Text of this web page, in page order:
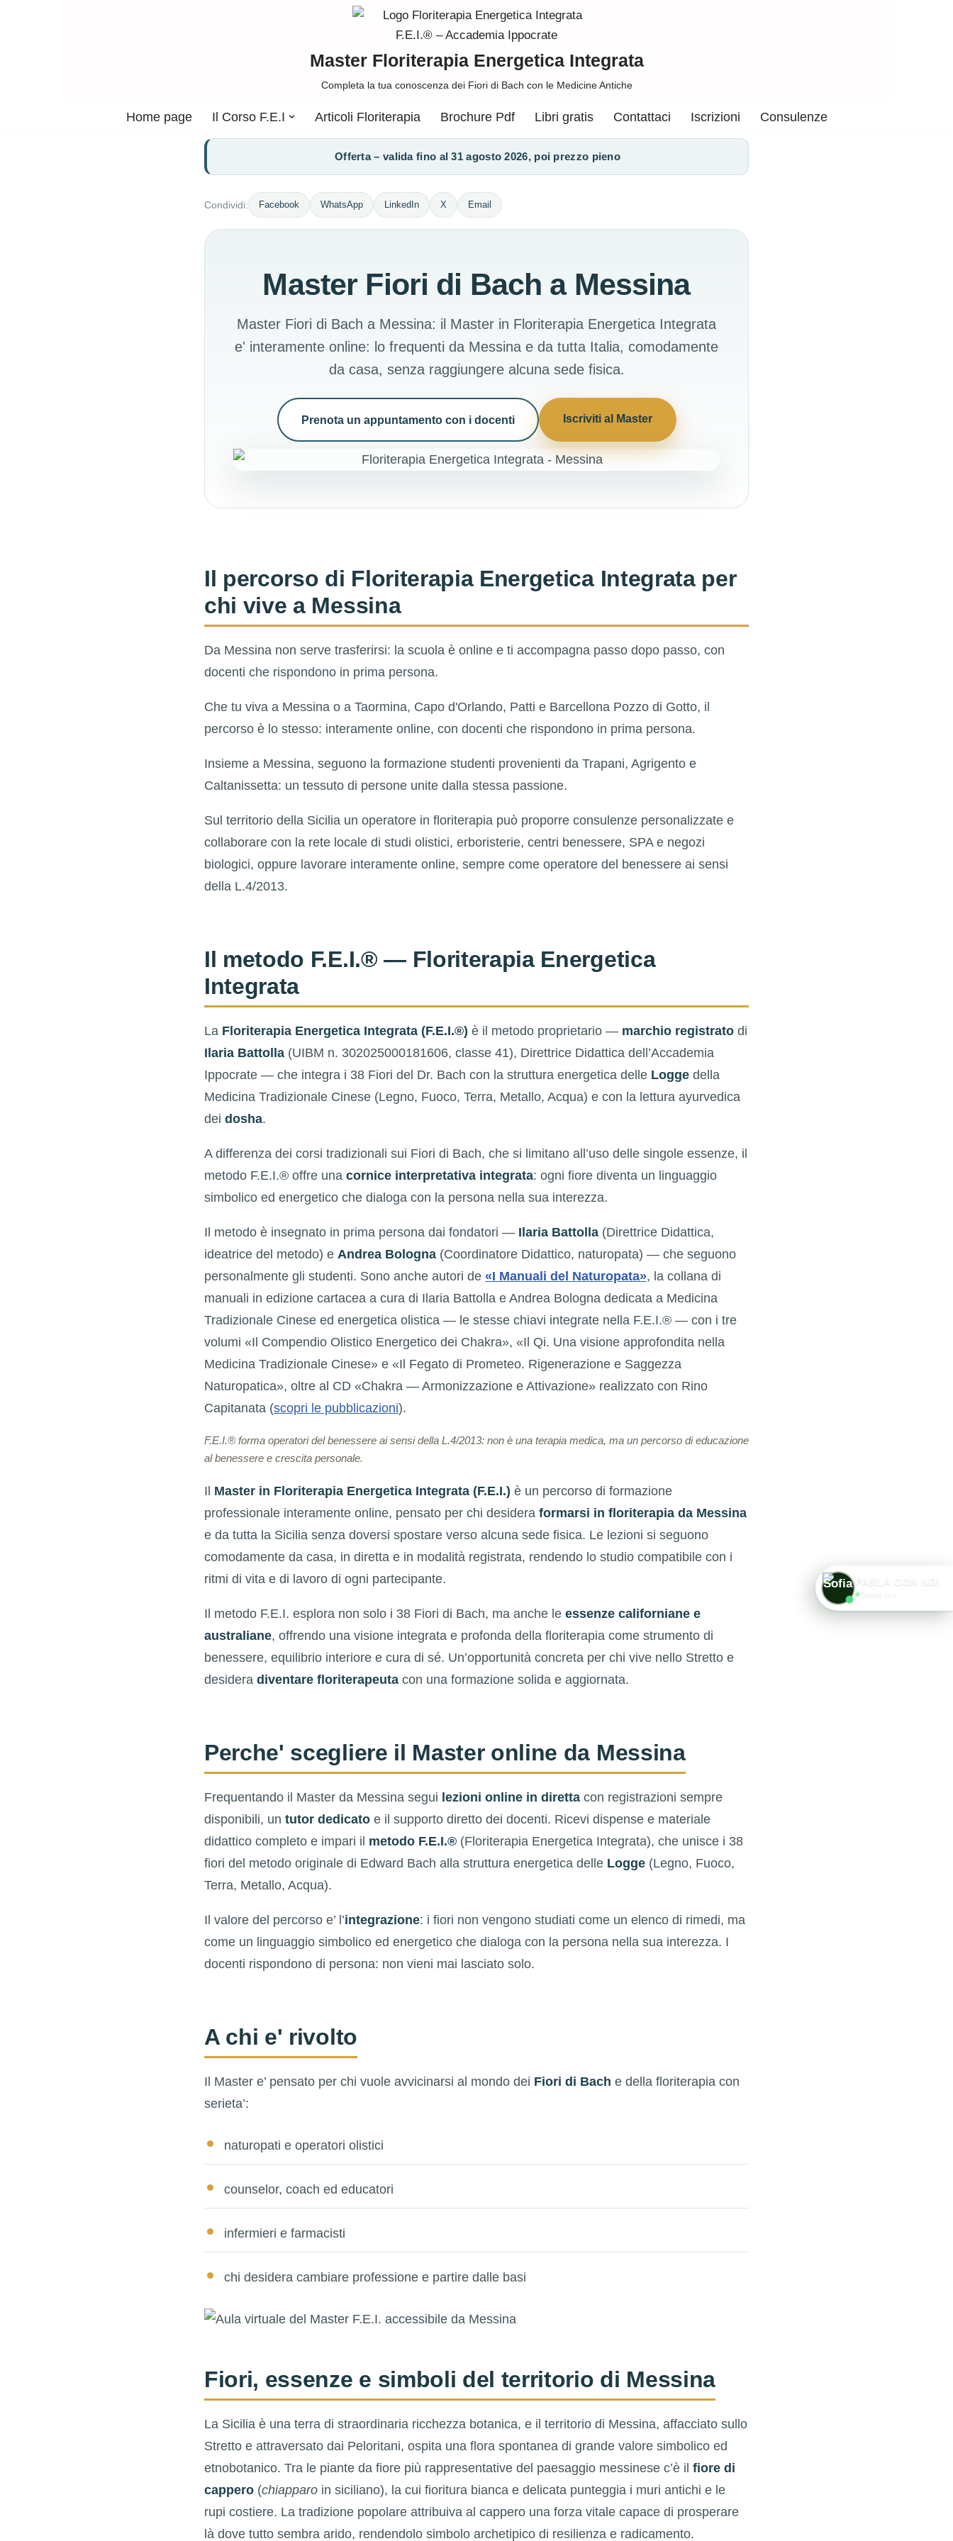
Master Floriterapia Energetica Integrata
Completa la tua conoscenza dei Fiori di Bach con le Medicine Antiche
Home page Il Corso F.E.I Articoli Floriterapia Brochure Pdf Libri gratis Contattaci Iscrizioni Consulenze
Offerta – valida fino al 31 agosto 2026, poi prezzo pieno
Condividi: Facebook WhatsApp LinkedIn X Email
Master Fiori di Bach a Messina
Master Fiori di Bach a Messina: il Master in Floriterapia Energetica Integrata
e' interamente online: lo frequenti da Messina e da tutta Italia, comodamente
da casa, senza raggiungere alcuna sede fisica.
Prenota un appuntamento con i docenti Iscriviti al Master
Il percorso di Floriterapia Energetica Integrata per
chi vive a Messina
Da Messina non serve trasferirsi: la scuola è online e ti accompagna passo dopo passo, con
docenti che rispondono in prima persona.
Che tu viva a Messina o a Taormina, Capo d'Orlando, Patti e Barcellona Pozzo di Gotto, il
percorso è lo stesso: interamente online, con docenti che rispondono in prima persona.
Insieme a Messina, seguono la formazione studenti provenienti da Trapani, Agrigento e
Caltanissetta: un tessuto di persone unite dalla stessa passione.
Sul territorio della Sicilia un operatore in floriterapia può proporre consulenze personalizzate e
collaborare con la rete locale di studi olistici, erboristerie, centri benessere, SPA e negozi
biologici, oppure lavorare interamente online, sempre come operatore del benessere ai sensi
della L.4/2013.
Il metodo F.E.I.® — Floriterapia Energetica
Integrata
La Floriterapia Energetica Integrata (F.E.I.®) è il metodo proprietario — marchio registrato di
Ilaria Battolla (UIBM n. 302025000181606, classe 41), Direttrice Didattica dell’Accademia
Ippocrate — che integra i 38 Fiori del Dr. Bach con la struttura energetica delle Logge della
Medicina Tradizionale Cinese (Legno, Fuoco, Terra, Metallo, Acqua) e con la lettura ayurvedica
dei dosha.
A differenza dei corsi tradizionali sui Fiori di Bach, che si limitano all’uso delle singole essenze, il
metodo F.E.I.® offre una cornice interpretativa integrata: ogni fiore diventa un linguaggio
simbolico ed energetico che dialoga con la persona nella sua interezza.
Il metodo è insegnato in prima persona dai fondatori — Ilaria Battolla (Direttrice Didattica,
ideatrice del metodo) e Andrea Bologna (Coordinatore Didattico, naturopata) — che seguono
personalmente gli studenti. Sono anche autori de «I Manuali del Naturopata», la collana di
manuali in edizione cartacea a cura di Ilaria Battolla e Andrea Bologna dedicata a Medicina
Tradizionale Cinese ed energetica olistica — le stesse chiavi integrate nella F.E.I.® — con i tre
volumi «Il Compendio Olistico Energetico dei Chakra», «Il Qi. Una visione approfondita nella
Medicina Tradizionale Cinese» e «Il Fegato di Prometeo. Rigenerazione e Saggezza
Naturopatica», oltre al CD «Chakra — Armonizzazione e Attivazione» realizzato con Rino
Capitanata (scopri le pubblicazioni).
F.E.I.® forma operatori del benessere ai sensi della L.4/2013: non è una terapia medica, ma un percorso di educazione
al benessere e crescita personale.
Il Master in Floriterapia Energetica Integrata (F.E.I.) è un percorso di formazione
professionale interamente online, pensato per chi desidera formarsi in floriterapia da Messina
e da tutta la Sicilia senza doversi spostare verso alcuna sede fisica. Le lezioni si seguono
comodamente da casa, in diretta e in modalità registrata, rendendo lo studio compatibile con i
ritmi di vita e di lavoro di ogni partecipante.
Il metodo F.E.I. esplora non solo i 38 Fiori di Bach, ma anche le essenze californiane e
australiane, offrendo una visione integrata e profonda della floriterapia come strumento di
benessere, equilibrio interiore e cura di sé. Un’opportunità concreta per chi vive nello Stretto e
desidera diventare floriterapeuta con una formazione solida e aggiornata.
Perche' scegliere il Master online da Messina
Frequentando il Master da Messina segui lezioni online in diretta con registrazioni sempre
disponibili, un tutor dedicato e il supporto diretto dei docenti. Ricevi dispense e materiale
didattico completo e impari il metodo F.E.I.® (Floriterapia Energetica Integrata), che unisce i 38
fiori del metodo originale di Edward Bach alla struttura energetica delle Logge (Legno, Fuoco,
Terra, Metallo, Acqua).
Il valore del percorso e’ l’integrazione: i fiori non vengono studiati come un elenco di rimedi, ma
come un linguaggio simbolico ed energetico che dialoga con la persona nella sua interezza. I
docenti rispondono di persona: non vieni mai lasciato solo.
A chi e' rivolto
Il Master e’ pensato per chi vuole avvicinarsi al mondo dei Fiori di Bach e della floriterapia con
serieta’:
naturopati e operatori olistici
counselor, coach ed educatori
infermieri e farmacisti
chi desidera cambiare professione e partire dalle basi
Fiori, essenze e simboli del territorio di Messina
La Sicilia è una terra di straordinaria ricchezza botanica, e il territorio di Messina, affacciato sullo
Stretto e attraversato dai Peloritani, ospita una flora spontanea di grande valore simbolico ed
etnobotanico. Tra le piante da fiore più rappresentative del paesaggio messinese c’è il fiore di
cappero (chiapparo in siciliano), la cui fioritura bianca e delicata punteggia i muri antichi e le
rupi costiere. La tradizione popolare attribuiva al cappero una forza vitale capace di prosperare
là dove tutto sembra arido, rendendolo simbolo archetipico di resilienza e radicamento.
PARLA CON NOI
Online ora